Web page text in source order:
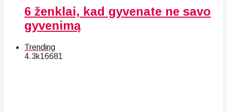
6 ženklai, kad gyvenate ne savo
gyvenimą
Trending
4.3k16681